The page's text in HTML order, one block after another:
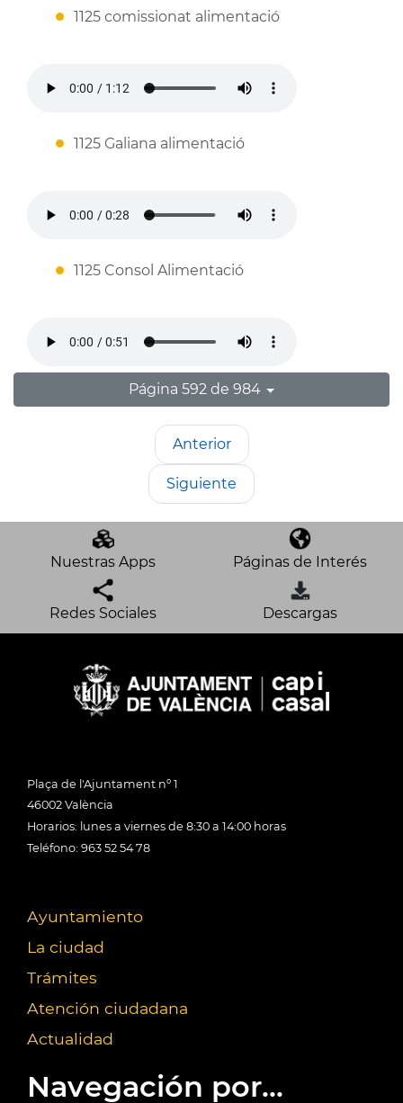
1125 comissionat alimentació
1125 Galiana alimentació
1125 Consol Alimentació
Página 592 de 984
Anterior
Siguiente
Nuestras Apps Páginas de Interés
Redes Sociales Descargas
Plaça de l'Ajuntament nº 1
46002 València
Horarios: lunes a viernes de 8:30 a 14:00 horas
Teléfono: 963 52 54 78
Ayuntamiento
La ciudad
Trámites
Atención ciudadana
Actualidad
Navegación por...